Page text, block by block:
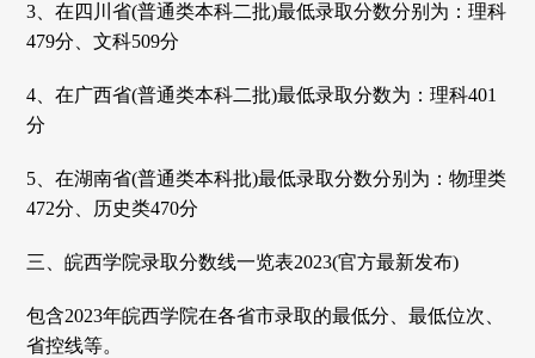
3、在四川省(普通类本科二批)最低录取分数分别为：理科
479分、文科509分
4、在广西省(普通类本科二批)最低录取分数为：理科401
分
5、在湖南省(普通类本科批)最低录取分数分别为：物理类
472分、历史类470分
三、皖西学院录取分数线一览表2023(官方最新发布)
包含2023年皖西学院在各省市录取的最低分、最低位次、
省控线等。